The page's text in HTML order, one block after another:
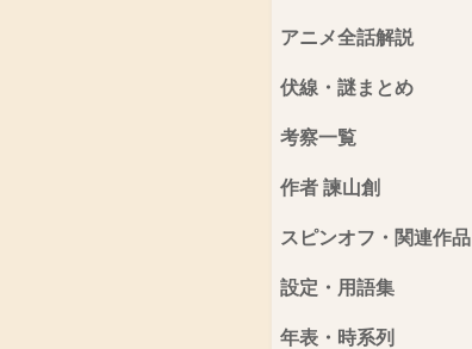
アニメ全話解説
伏線・謎まとめ
考察一覧
作者 諫山創
スピンオフ・関連作品
設定・用語集
年表・時系列